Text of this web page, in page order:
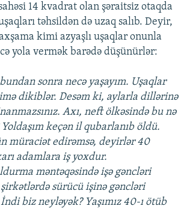
14 kvadrat olan şəraitsiz otaqda
təhsildən də uzaq salıb. Deyir,
kimi azyaşlı uşaqlar onunla
yola vermək barədə düşünürlər:
sonra necə yaşayım. Uşaqlar
dikiblər. Desəm ki, aylarla dillərinə
Axı, neft ölkəsində bu nə
Yoldaşım keçən il qubarlanıb öldü.
müraciət edirəmsə, deyirlər 40
adamlara iş yoxdur.
məntəqəsində işə gəncləri
sürücü işinə gəncləri
biz neyləyək? Yaşımız 40-ı ötüb